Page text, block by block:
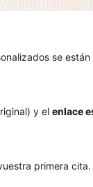
se
y el enlace
primera